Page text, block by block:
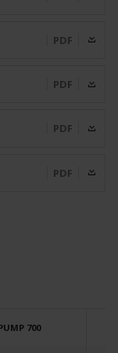
PDF
PDF
PDF
PDF
700